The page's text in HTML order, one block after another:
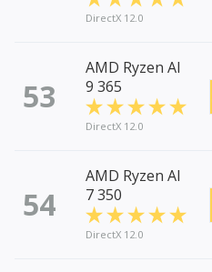
DirectX 12.0
53
AMD Ryzen AI
9 365
DirectX 12.0
54
AMD Ryzen AI
7 350
DirectX 12.0